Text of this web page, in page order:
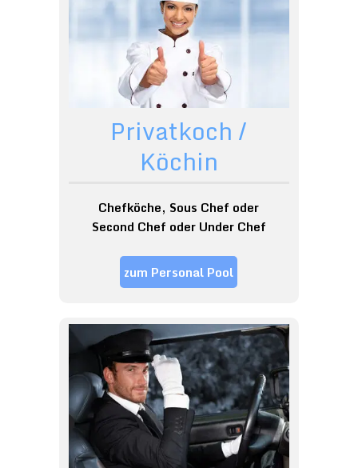
Privatkoch /
Köchin
Chefköche, Sous Chef oder
Second Chef oder Under Chef
zum Personal Pool